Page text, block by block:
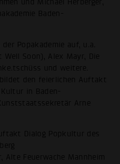
und Michael Herberger,
Baden-
Popakademie auf, u.a.
Well Soon), Alex Mayr, Die
und weitere.
den feierlichen Auftakt
in Baden-
Arne
Dialog Popkultur des
Alte Feuerwache Mannheim